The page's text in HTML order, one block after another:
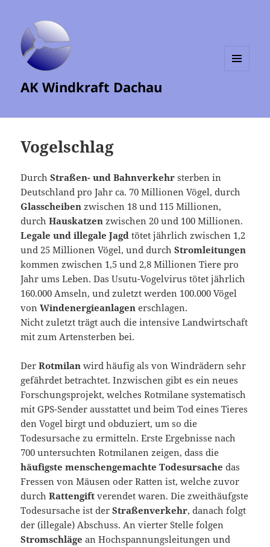
AK Windkraft Dachau
Vogelschlag
DurchStraßen- und Bahnverkehr sterben in
Deutschland pro Jahr ca. 70 Millionen Vögel, durch
Glasscheiben zwischen 18 und 115 Millionen,
durchHauskatzen zwischen 20 und 100 Millionen.
Legale und illegale Jagd tötet jährlich zwischen 1,2
und 25 Millionen Vögel, und durchStromleitungen
kommen zwischen 1,5 und 2,8 Millionen Tiere pro
Jahr ums Leben. Das Usutu-Vogelvirus tötet jährlich
160.000 Amseln, und zuletzt werden 100.000 Vögel
vonWindenergieanlagen erschlagen.
Nicht zuletzt trägt auch die intensive Landwirtschaft
mit zum Artensterben bei.
DerRotmilan wird häufig als von Windrädern sehr
gefährdet betrachtet. Inzwischen gibt es ein neues
Forschungsprojekt, welches Rotmilane systematisch
mit GPS-Sender ausstattet und beim Tod eines Tieres
den Vogel birgt und obduziert, um so die
Todesursache zu ermitteln. Erste Ergebnisse nach
700 untersuchten Rotmilanen zeigen, dass die
häufigste menschengemachte Todesursache das
Fressen von Mäusen oder Ratten ist, welche zuvor
durchRattengift verendet waren. Die zweithäufgste
Todesursache ist derStraßenverkehr, danach folgt
der (illegale) Abschuss. An vierter Stelle folgen
Stromschläge an Hochspannungsleitungen und